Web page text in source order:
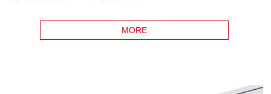
MORE